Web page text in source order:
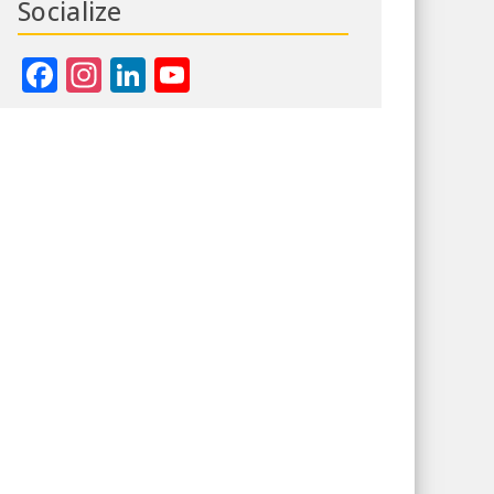
Socialize
Facebook
Instagram
LinkedIn